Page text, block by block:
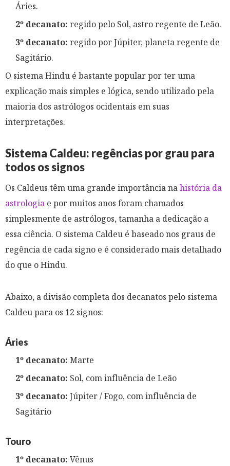
Áries.
2º decanato: regido pelo Sol, astro regente de Leão.
3º decanato: regido por Júpiter, planeta regente de
Sagitário.
O sistema Hindu é bastante popular por ter uma
explicação mais simples e lógica, sendo utilizado pela
maioria dos astrólogos ocidentais em suas
interpretações.
Sistema Caldeu: regências por grau para
todos os signos
Os Caldeus têm uma grande importância nahistória da
astrologia e por muitos anos foram chamados
simplesmente de astrólogos, tamanha a dedicação a
essa ciência. O sistema Caldeu é baseado nos graus de
regência de cada signo e é considerado mais detalhado
do que o Hindu.
Abaixo, a divisão completa dos decanatos pelo sistema
Caldeu para os 12 signos:
Áries
1º decanato: Marte
2º decanato: Sol, com influência de Leão
3º decanato: Júpiter / Fogo, com influência de
Sagitário
Touro
1º decanato: Vênus